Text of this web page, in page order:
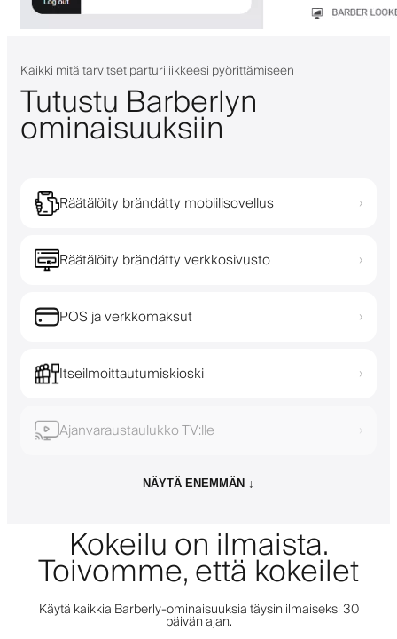
Kaikki mitä tarvitset parturiliikkeesi pyörittämiseen
Tutustu Barberlyn
ominaisuuksiin
Räätälöity brändätty mobiilisovellus ›
Räätälöity brändätty verkkosivusto ›
POS ja verkkomaksut ›
Itseilmoittautumiskioski ›
Ajanvaraustaulukko TV:lle ›
NÄYTÄ ENEMMÄN ↓
Kokeilu on ilmaista.
Toivomme, että kokeilet
Käytä kaikkia Barberly-ominaisuuksia täysin ilmaiseksi 30
päivän ajan.